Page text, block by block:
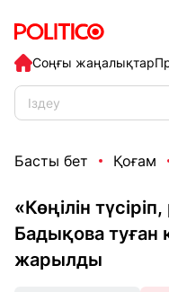
Соңғы жаңалықтар
Басты бет Қоғам
«Көңілін
Бадықова туған
жарылды